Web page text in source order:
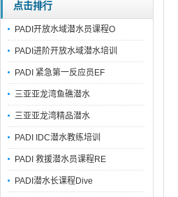
点击排行
PADI开放水域潜水员课程O
PADI进阶开放水域潜水培训
PADI 紧急第一反应员EF
三亚亚龙湾鱼礁潜水
三亚亚龙湾精品潜水
PADI IDC潜水教练培训
PADI 救援潜水员课程RE
PADI潜水长课程Dive